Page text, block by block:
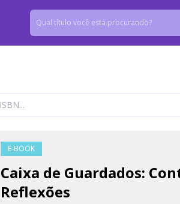
E-BOOK
Caixa de Guardados:
Reflexões